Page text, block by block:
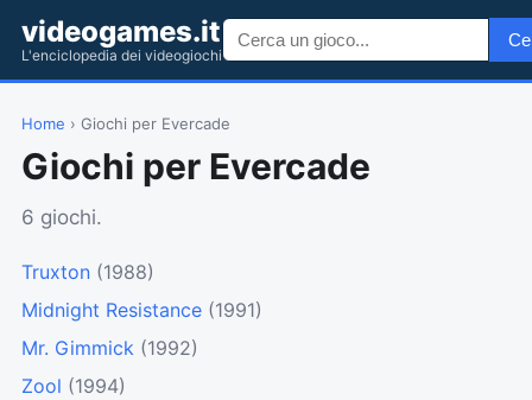
videogames.it
L'enciclopedia dei videogiochi
Home › Giochi per Evercade
Giochi per Evercade
6 giochi.
Truxton (1988)
Midnight Resistance (1991)
Mr. Gimmick (1992)
Zool (1994)